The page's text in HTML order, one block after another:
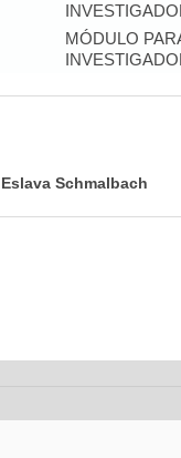
MÓDULO
Schmalbach